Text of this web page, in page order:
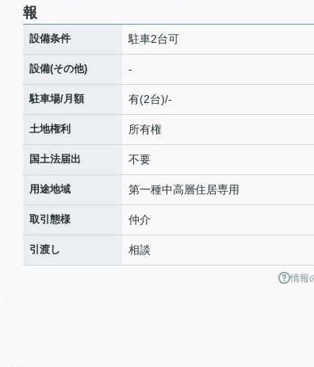
報
設備条件 駐車2台可
設備(その他) -
駐車場/月額 有(2台)/-
土地権利 所有権
国土法届出 不要
用途地域 第一種中高層住居専用
取引態様 仲介
引渡し 相談
情報